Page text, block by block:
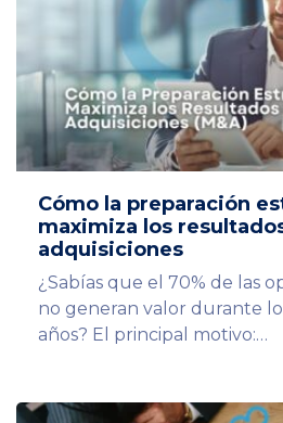
Cómo la preparación
maximiza los
adquisiciones
¿Sabías que el 70% de las
no generan valor durante
años? El principal motivo:…